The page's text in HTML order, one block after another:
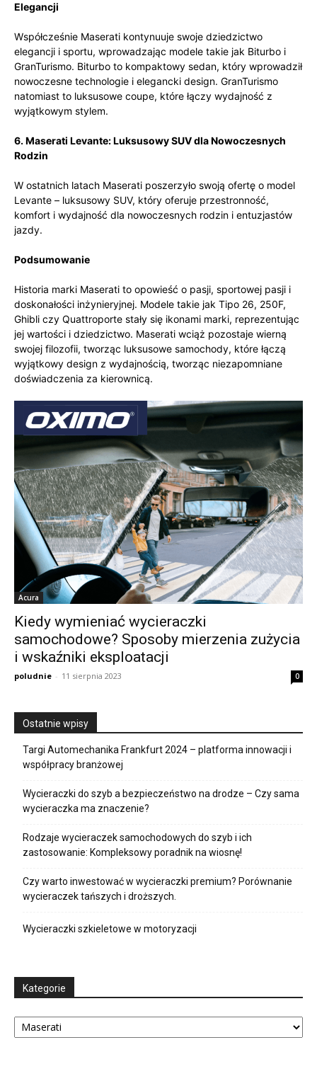
Elegancji
Współcześnie Maserati kontynuuje swoje dziedzictwo
elegancji i sportu, wprowadzając modele takie jak Biturbo i
GranTurismo. Biturbo to kompaktowy sedan, który wprowadził
nowoczesne technologie i elegancki design. GranTurismo
natomiast to luksusowe coupe, które łączy wydajność z
wyjątkowym stylem.
6. Maserati Levante: Luksusowy SUV dla Nowoczesnych
Rodzin
W ostatnich latach Maserati poszerzyło swoją ofertę o model
Levante – luksusowy SUV, który oferuje przestronność,
komfort i wydajność dla nowoczesnych rodzin i entuzjastów
jazdy.
Podsumowanie
Historia marki Maserati to opowieść o pasji, sportowej pasji i
doskonałości inżynieryjnej. Modele takie jak Tipo 26, 250F,
Ghibli czy Quattroporte stały się ikonami marki, reprezentując
jej wartości i dziedzictwo. Maserati wciąż pozostaje wierną
swojej filozofii, tworząc luksusowe samochody, które łączą
wyjątkowy design z wydajnością, tworząc niezapomniane
doświadczenia za kierownicą.
Acura
Kiedy wymieniać wycieraczki
samochodowe? Sposoby mierzenia zużycia
i wskaźniki eksploatacji
poludnie - 11 sierpnia 2023 0
Ostatnie wpisy
Targi Automechanika Frankfurt 2024 – platforma innowacji i
współpracy branżowej
Wycieraczki do szyb a bezpieczeństwo na drodze – Czy sama
wycieraczka ma znaczenie?
Rodzaje wycieraczek samochodowych do szyb i ich
zastosowanie: Kompleksowy poradnik na wiosnę!
Czy warto inwestować w wycieraczki premium? Porównanie
wycieraczek tańszych i droższych.
Wycieraczki szkieletowe w motoryzacji
Kategorie
Kategorie